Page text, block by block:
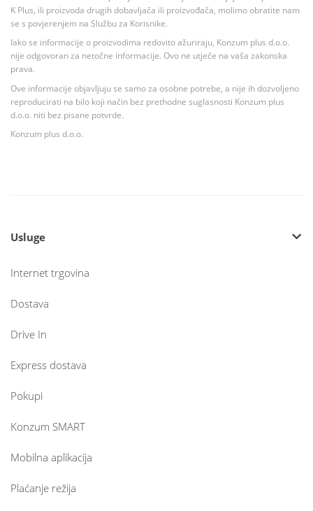
K Plus, ili proizvoda drugih dobavljača ili proizvođača, molimo obratite nam
se s povjerenjem na Službu za Korisnike.
Iako se informacije o proizvodima redovito ažuriraju, Konzum plus d.o.o.
nije odgovoran za netočne informacije. Ovo ne utječe na vaša zakonska
prava.
Ove informacije objavljuju se samo za osobne potrebe, a nije ih dozvoljeno
reproducirati na bilo koji način bez prethodne suglasnosti Konzum plus
d.o.o. niti bez pisane potvrde.
Konzum plus d.o.o.
Usluge
Internet trgovina
Dostava
Drive In
Express dostava
Pokupi
Konzum SMART
Mobilna aplikacija
Plaćanje režija